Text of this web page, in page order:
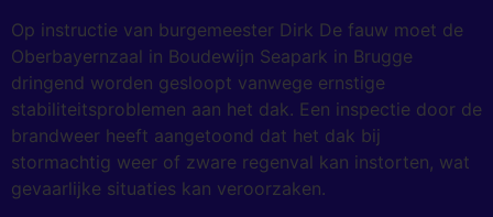
Op instructie van burgemeester Dirk De fauw moet de
Oberbayernzaal in Boudewijn Seapark in Brugge
dringend worden gesloopt vanwege ernstige
stabiliteitsproblemen aan het dak. Een inspectie door de
brandweer heeft aangetoond dat het dak bij
stormachtig weer of zware regenval kan instorten, wat
gevaarlijke situaties kan veroorzaken.